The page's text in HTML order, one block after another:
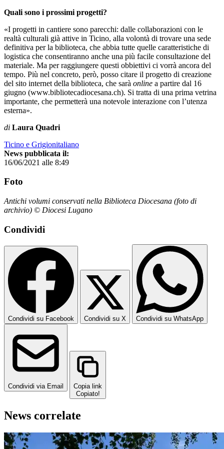
Quali sono i prossimi progetti?
«I progetti in cantiere sono parecchi: dalle collaborazioni con le
realtà culturali già attive in Ticino, alla volontà di trovare una sede
definitiva per la biblioteca, che abbia tutte quelle caratteristiche di
logistica che consentiranno anche una più facile consultazione del
materiale. Ma per raggiungere questi obbiettivi ci vorrà ancora del
tempo. Più nel concreto, però, posso citare il progetto di creazione
del sito internet della biblioteca, che sarà online a partire dal 16
giugno (www.bibliotecadiocesana.ch). Si tratta di una prima vetrina
importante, che permetterà una notevole interazione con l’utenza
esterna».
di Laura Quadri
Ticino e Grigionitaliano
News pubblicata il:
16/06/2021 alle 8:49
Foto
Antichi volumi conservati nella Biblioteca Diocesana (foto di
archivio) © Diocesi Lugano
Condividi
Condividi su Facebook Condividi su X Condividi su WhatsApp
Condividi via Email
Copia link
Copiato!
News correlate